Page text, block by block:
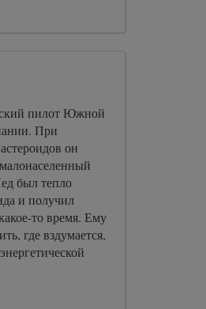
пилот Южной
При
он
был тепло
и получил
то время. Ему
где вздумается,